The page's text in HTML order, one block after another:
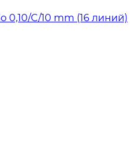
0,10/C/10 mm (16 линий)